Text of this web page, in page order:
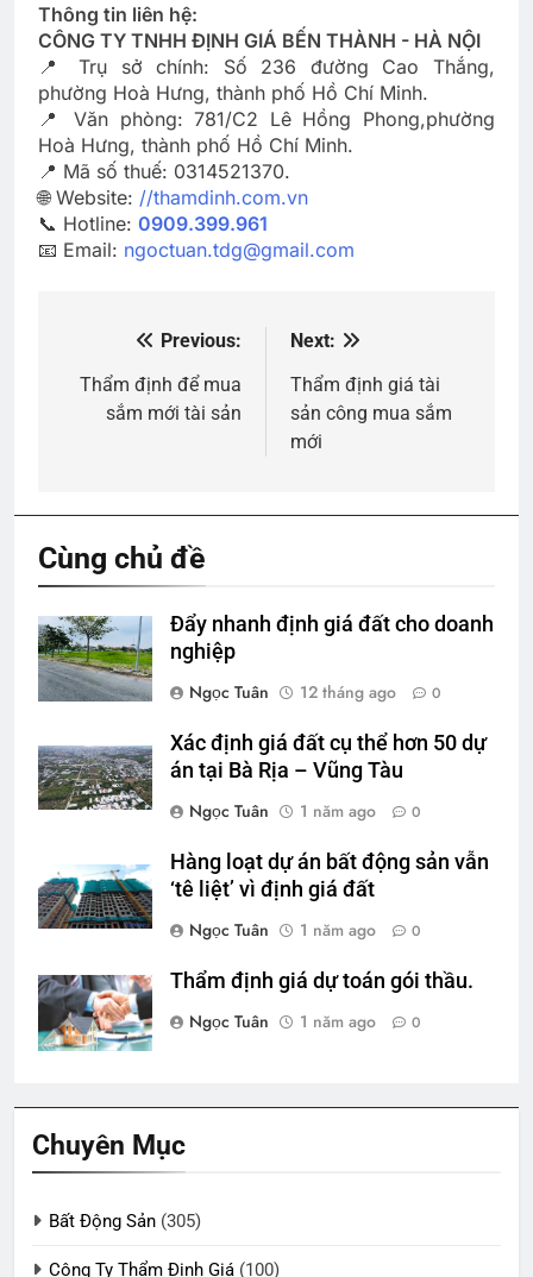
Thông tin liên hệ:
CÔNG TY TNHH ĐỊNH GIÁ BẾN THÀNH - HÀ NỘI
📍 Trụ sở chính: Số 236 đường Cao Thắng,
phường Hoà Hưng, thành phố Hồ Chí Minh.
📍 Văn phòng: 781/C2 Lê Hồng Phong,phường
Hoà Hưng, thành phố Hồ Chí Minh.
📍 Mã số thuế: 0314521370.
🌐 Website: //thamdinh.com.vn
📞 Hotline: 0909.399.961
📧 Email: ngoctuan.tdg@gmail.com
hướng
Previous:
Thẩm định để mua
sắm mới tài sản
Next:
Thẩm định giá tài
sản công mua sắm
mới
Cùng chủ đề
Đẩy nhanh định giá đất cho doanh
nghiệp
Ngọc Tuân
12 tháng ago 0
Xác định giá đất cụ thể hơn 50 dự
án tại Bà Rịa – Vũng Tàu
Ngọc Tuân
1 năm ago 0
Hàng loạt dự án bất động sản vẫn
‘tê liệt’ vì định giá đất
Ngọc Tuân
1 năm ago 0
Thẩm định giá dự toán gói thầu.
Ngọc Tuân
1 năm ago 0
Chuyên Mục
Bất Động Sản (305)
Công Ty Thẩm Định Giá (100)